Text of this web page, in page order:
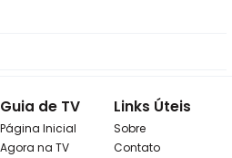
Guia de TV
Página Inicial
Agora na TV
Links Úteis
Sobre
Contato